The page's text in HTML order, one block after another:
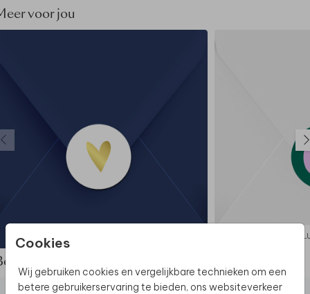
Cookies
Wij gebruiken cookies en vergelijkbare technieken om een
betere gebruikerservaring te bieden, ons websiteverkeer
voor jou
de complete set